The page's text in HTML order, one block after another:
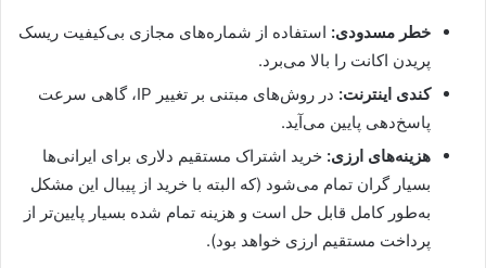
خطر مسدودی: استفاده از شماره‌های مجازی بی‌کیفیت ریسک
پریدن اکانت را بالا می‌برد.
کندی اینترنت:
در روش‌های مبتنی بر تغییر IP، گاهی سرعت
پاسخ‌دهی پایین می‌آید.
هزینه‌های ارزی: خرید اشتراک مستقیم دلاری برای ایرانی‌ها
بسیار گران تمام می‌شود (که البته با خرید از پیبال این مشکل
به‌طور کامل قابل حل است و هزینه تمام شده بسیار پایین‌تر از
پرداخت مستقیم ارزی خواهد بود).